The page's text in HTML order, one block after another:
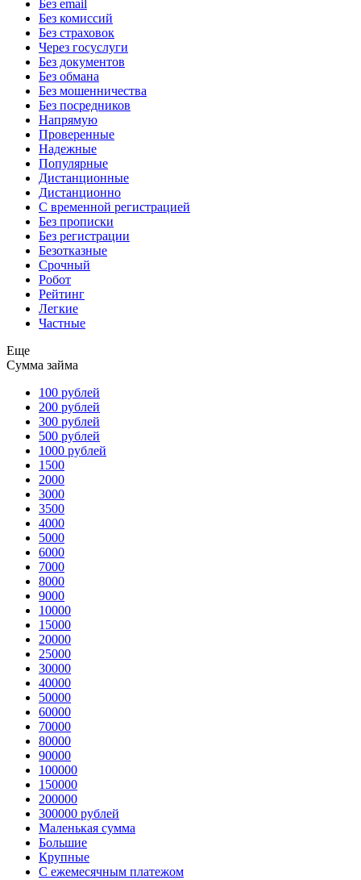
Без email
Без комиссий
Без страховок
Через госуслуги
Без документов
Без обмана
Без мошенничества
Без посредников
Напрямую
Проверенные
Надежные
Популярные
Дистанционные
Дистанционно
С временной регистрацией
Без прописки
Без регистрации
Безотказные
Срочный
Робот
Рейтинг
Легкие
Частные
Еще
Сумма займа
100 рублей
200 рублей
300 рублей
500 рублей
1000 рублей
1500
2000
3000
3500
4000
5000
6000
7000
8000
9000
10000
15000
20000
25000
30000
40000
50000
60000
70000
80000
90000
100000
150000
200000
300000 рублей
Маленькая сумма
Большие
Крупные
С ежемесячным платежом